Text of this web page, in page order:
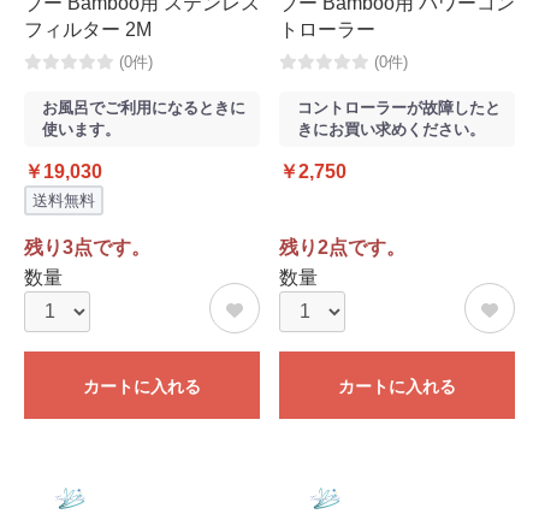
フィルター 2M
(0件)
お風呂でご利用になるときに
使います。
￥19,030
送料無料
残り3点です。
数量
カートに入れる
トローラー
(0件)
コントローラーが故障したと
きにお買い求めください。
￥2,750
残り2点です。
数量
カートに入れる